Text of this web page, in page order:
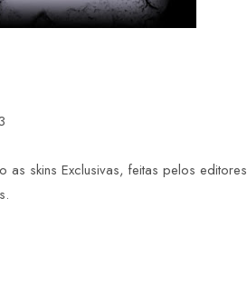
skins Exclusivas, feitas pelos editores